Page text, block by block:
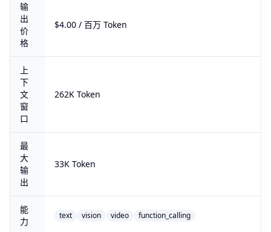
输
出
价
格
$4.00 / 百万 Token
上
下
文
窗
口
262K Token
最
大
输
出
33K Token
能
力
text vision video function_calling